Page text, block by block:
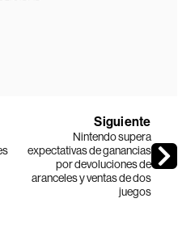
Siguiente
Nintendo supera
expectativas de ganancias
por devoluciones de
aranceles y ventas de dos
juegos